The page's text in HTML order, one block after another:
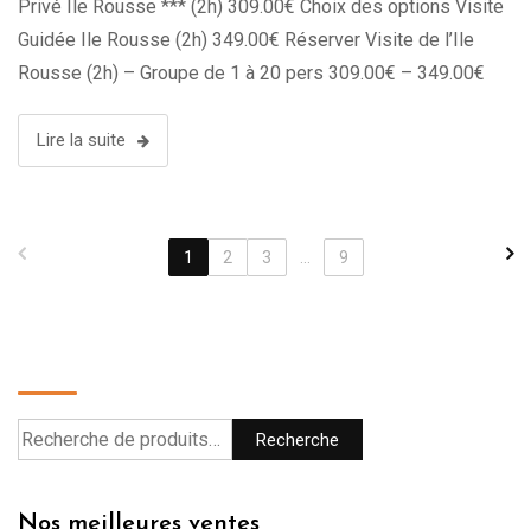
Privé Ile Rousse *** (2h) 309.00€ Choix des options Visite
Guidée Ile Rousse (2h) 349.00€ Réserver Visite de l’Ile
Rousse (2h) – Groupe de 1 à 20 pers 309.00€ – 349.00€
Lire la suite
1 2 3 ... 9
Recherche